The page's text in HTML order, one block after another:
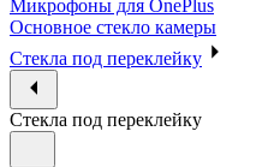
Микрофоны для OnePlus
Основное стекло камеры
Стекла под переклейку
Стекла под переклейку